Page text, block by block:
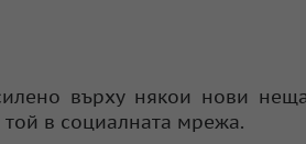
върху някои нови
той в социалната мрежа.